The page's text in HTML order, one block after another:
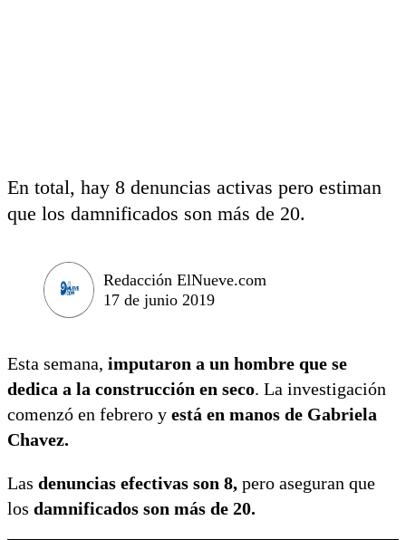
En total, hay 8 denuncias activas pero estiman
que los damnificados son más de 20.
Redacción ElNueve.com
17 de junio 2019
Esta semana, imputaron a un hombre que se
dedica a la construcción en seco. La investigación
comenzó en febrero y está en manos de Gabriela
Chavez.
Las denuncias efectivas son 8, pero aseguran que
los damnificados son más de 20.